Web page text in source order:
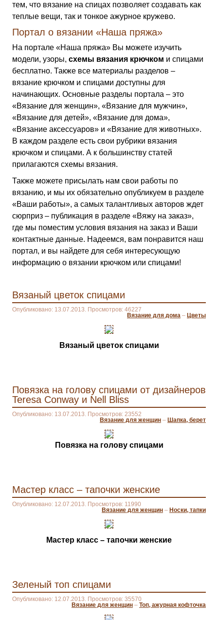
тем, что вязание на спицах позволяет создавать как
теплые вещи, так и тонкое ажурное кружево.
Портал о вязании «Наша пряжа»
На портале «Наша пряжа» Вы можете изучить
модели, узоры, схемы вязания крючком и спицами
бесплатно. Также все материалы разделов –
вязание крючком и спицами доступны для
начинающих. Основные разделы портала – это
«Вязание для женщин», «Вязание для мужчин»,
«Вязание для детей», «Вязание для дома»,
«Вязание аксессуаров» и «Вязание для животных».
В каждом разделе есть свои рубрики вязания
крючком и спицами. А к большинству статей
прилагаются схемы вязания.
Также можете присылать нам свои работы по
вязанию, и мы их обязательно опубликуем в разделе
«Ваши работы», а самых талантливых авторов ждет
сюрприз – публикация в разделе «Вяжу на заказ»,
где мы поместим условия вязания на заказ и Ваши
контактные данные. Надеемся, вам понравится наш
портал, и вы найдете для себя интересующую
информацию о вязании крючком или спицами!
Вязаный цветок спицами
Опубликовано: 13.07.2013. Просмотров: 46227
Вязание для дома – Цветы
Вязаный цветок спицами
Повязка на голову спицами от дизайнеров
Teresa Conway и Nell Bliss
Опубликовано: 13.07.2013. Просмотров: 23552
Вязание для женщин – Шапка, берет
Повязка на голову спицами
Мастер класс – тапочки женские
Опубликовано: 12.07.2013. Просмотров: 11990
Вязание для женщин – Носки, тапки
Мастер класс – тапочки женские
Зеленый топ спицами
Опубликовано: 12.07.2013. Просмотров: 35570
Вязание для женщин – Топ, ажурная кофточка